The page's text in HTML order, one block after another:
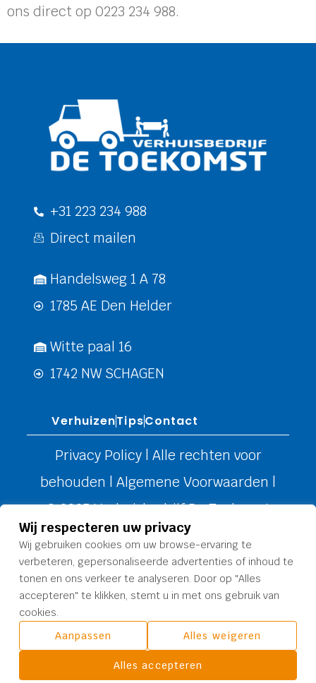
Wij respecteren uw privacy
Wij gebruiken cookies om uw browse-ervaring te
verbeteren, gepersonaliseerde advertenties of inhoud te
tonen en ons verkeer te analyseren. Door op "Alles
accepteren" te klikken, stemt u in met ons gebruik van
cookies.
Aanpassen
Alles weigeren
Alles accepteren
ons direct op 0223 234 988.
+31 223 234 988
Direct mailen
Handelsweg 1 A 78
1785 AE Den Helder
Witte paal 16
1742 NW SCHAGEN
VerhuizenTipsContact
Privacy Policy | Alle rechten voor
behouden | Algemene Voorwaarden |
© 2025 Verhuisbedrijf De Toekomst